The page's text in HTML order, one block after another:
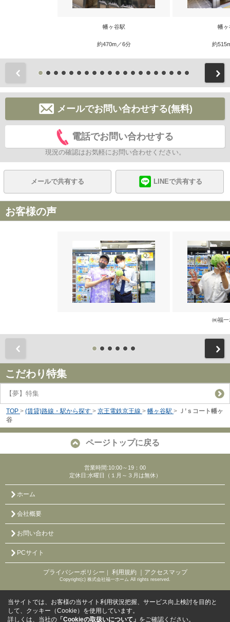
幡ヶ谷駅
約470m／6分
幡ヶ
約
メールでお問い合わせする(無料)
電話でお問い合わせする
現況の確認はお気軽にお問い合わせください。
メールで共有する LINEで共有する
お客様の声
㈱福一
こだわり特集
【夢】特集
TOP > (賃貸)路線・駅から探す > 京王電鉄京王線 > 幡ヶ谷駅 > Ｊ’ｓコート幡ヶ
谷
ページトップに戻る
営業時間:10:00～19：00
定休日:水曜日（１月～３月は無休）
ホーム
会社概要
お問い合わせ
PCサイト
プライバシーポリシー ｜ 利用規約 ｜アクセスマップ
Copyright(c) 株式会社福一ホーム All rights reserved.
当サイトでは、お客様の当サイト利用状況把握、サービス向上検討を目的と
して、クッキー（Cookie）を使用しています。
詳しくは、当社の 「Cookieの取扱いについて」 をご確認ください。